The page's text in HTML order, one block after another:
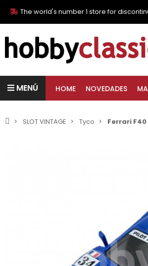
The world's number 1 store for
MENÚ HOME NOVEDADES
SLOT VINTAGE Tyco Ferrari